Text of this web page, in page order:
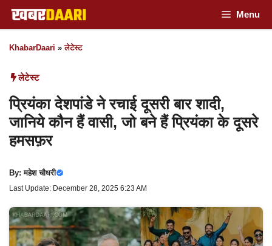
Skip
to
content
Menu
KhabarDaari »लेटेस्ट
लेटेस्ट
प्रियंका देशपांडे ने रचाई दूसरी बार शादी,
जानिये कौन हैं वासी, जो बने हैं प्रियंका के दूसरे
हमसफ़र
By:महेश चौधरी
Last Update: December 28, 2025 6:23 AM